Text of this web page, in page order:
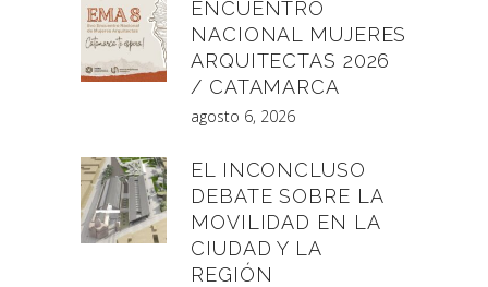
ENCUENTRO
NACIONAL MUJERES
ARQUITECTAS 2026
/ CATAMARCA
agosto 6, 2026
EL INCONCLUSO
DEBATE SOBRE LA
MOVILIDAD EN LA
CIUDAD Y LA
REGIÓN